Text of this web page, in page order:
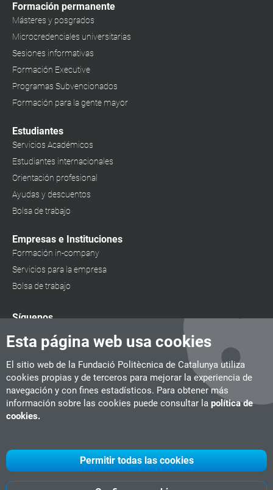
Esta página web usa cookies
El sitio web de la Fundació Politècnica de Catalunya utiliza
cookies propias y de terceros para mejorar la experiencia de
navegación y con fines estadísticos. Para obtener más
información sobre las cookies puede consultar la política de
cookies.
Permitir todas las cookies
Formación permanente
Másteres y posgrados
Microcredenciales universitarias
Sesiones informativas
Formación Executive
Programas Subvencionados
Formación para la gente mayor
Estudiantes
Servicios Académicos
Estudiantes internacionales
Orientación profesional
Ayudas y descuentos
Bolsa de trabajo
Empresas e Instituciones
Formación in-company
Servicios para la empresa
Bolsa de trabajo
Síguenos